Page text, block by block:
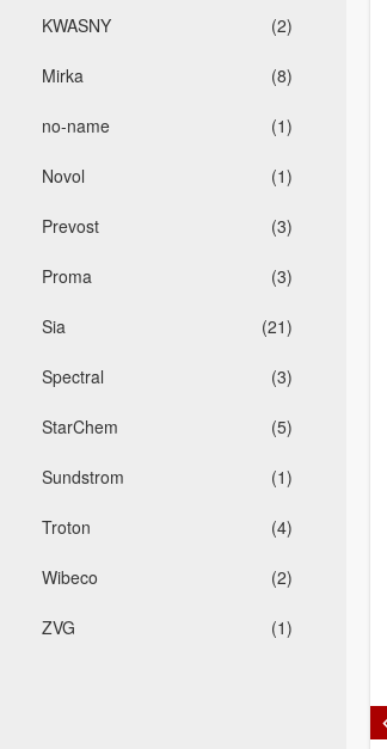
(2)
KWASNY
(8)
Mirka
(1)
no-name
(1)
Novol
(3)
Prevost
(3)
Proma
(21)
Sia
(3)
Spectral
(5)
StarChem
(1)
Sundstrom
(4)
Troton
(2)
Wibeco
(1)
ZVG